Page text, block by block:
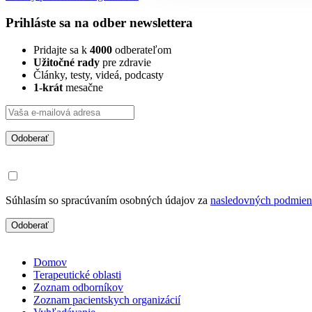
Prihláste sa na odber newslettera
Pridajte sa k 4000 odberateľom
Užitočné rady pre zdravie
Články, testy, videá, podcasty
1-krát mesačne
Odoberať
Súhlasím so spracúvaním osobných údajov za nasledovných
Odoberať
Domov
Terapeutické oblasti
Zoznam odborníkov
Zoznam pacientskych organizácií